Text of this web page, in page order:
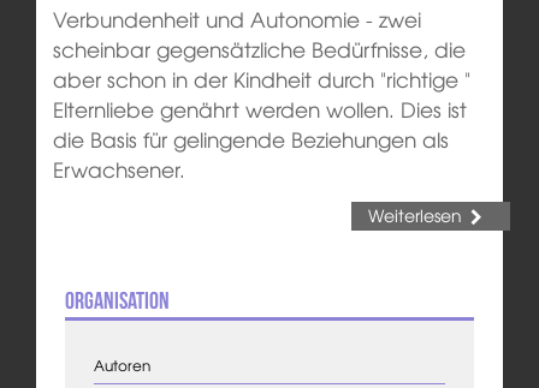
Verbundenheit und Autonomie - zwei
scheinbar gegensätzliche Bedürfnisse, die
aber schon in der Kindheit durch "richtige "
Elternliebe genährt werden wollen. Dies ist
die Basis für gelingende Beziehungen als
Erwachsener.
Weiterlesen
Organisation
Autoren